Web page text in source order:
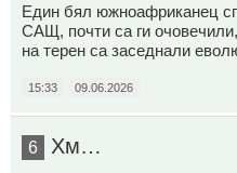
Един бял южноафриканец
САЩ, почти са ги
на терен са заседнали
15:33 09.06.2026
6 Хм…